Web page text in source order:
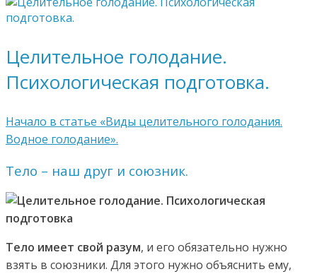
Целительное голодание.
Психологическая подготовка.
Начало в статье «Виды целительного голодания.
Водное голодание».
Тело – наш друг и союзник.
Тело имеет свой разум, и его обязательно нужно
взять в союзники. Для этого нужно объяснить ему,